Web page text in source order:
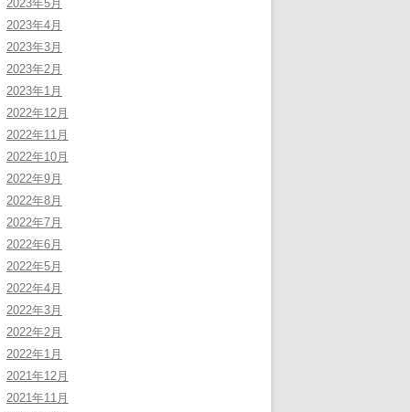
2023年5月
2023年4月
2023年3月
2023年2月
2023年1月
2022年12月
2022年11月
2022年10月
2022年9月
2022年8月
2022年7月
2022年6月
2022年5月
2022年4月
2022年3月
2022年2月
2022年1月
2021年12月
2021年11月